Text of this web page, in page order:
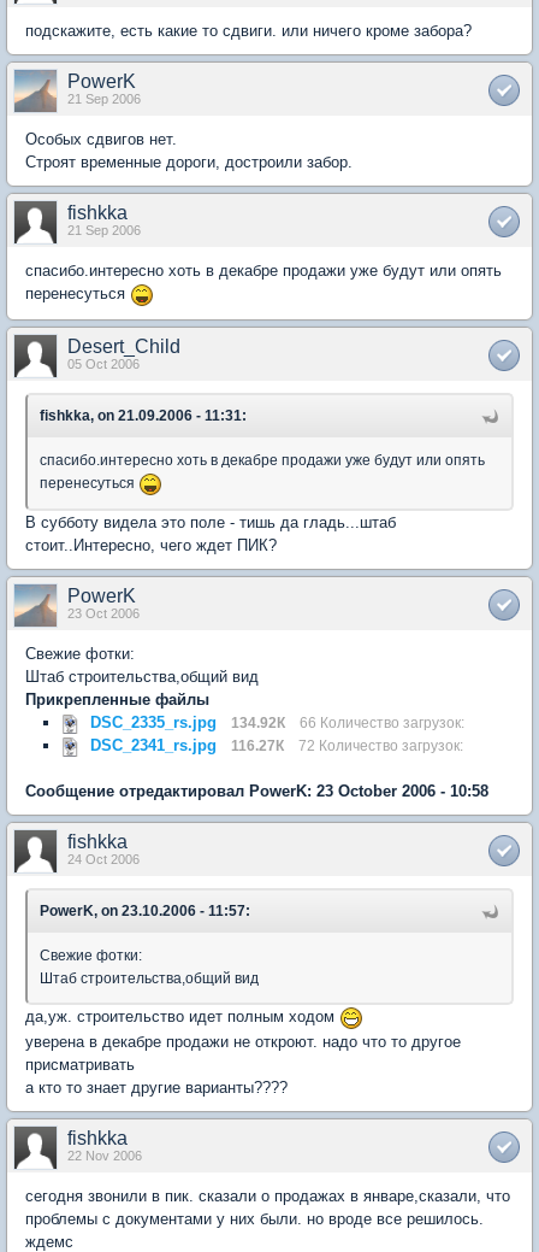
подскажите, есть какие то сдвиги. или ничего кроме забора?
PowerK
21 Sep 2006
Особых сдвигов нет.
Строят временные дороги, достроили забор.
fishkka
21 Sep 2006
спасибо.интересно хоть в декабре продажи уже будут или опять
перенесуться
Desert_Child
05 Oct 2006
fishkka, on 21.09.2006 - 11:31:
спасибо.интересно хоть в декабре продажи уже будут или опять
перенесуться
В субботу видела это поле - тишь да гладь...штаб
стоит..Интересно, чего ждет ПИК?
PowerK
23 Oct 2006
Свежие фотки:
Штаб строительства,общий вид
Прикрепленные файлы
DSC_2335_rs.jpg
134.92К 66 Количество загрузок:
DSC_2341_rs.jpg 116.27К 72 Количество загрузок:
Сообщение отредактировал PowerK: 23 October 2006 - 10:58
fishkka
24 Oct 2006
PowerK, on 23.10.2006 - 11:57:
Свежие фотки:
Штаб строительства,общий вид
да,уж. строительство идет полным ходом
уверена в декабре продажи не откроют. надо что то другое
присматривать
а кто то знает другие варианты????
fishkka
22 Nov 2006
сегодня звонили в пик. сказали о продажах в январе,сказали, что
проблемы с документами у них были. но вроде все решилось.
ждемс